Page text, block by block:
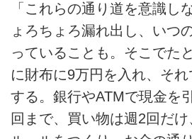
「これらの通り道を意識し
ょろちょろ漏れ出し、いつ
っていることも。そこでた
に財布に9万円を入れ、それ
する。銀行やATMで現金を
回まで、買い物は週2回だ